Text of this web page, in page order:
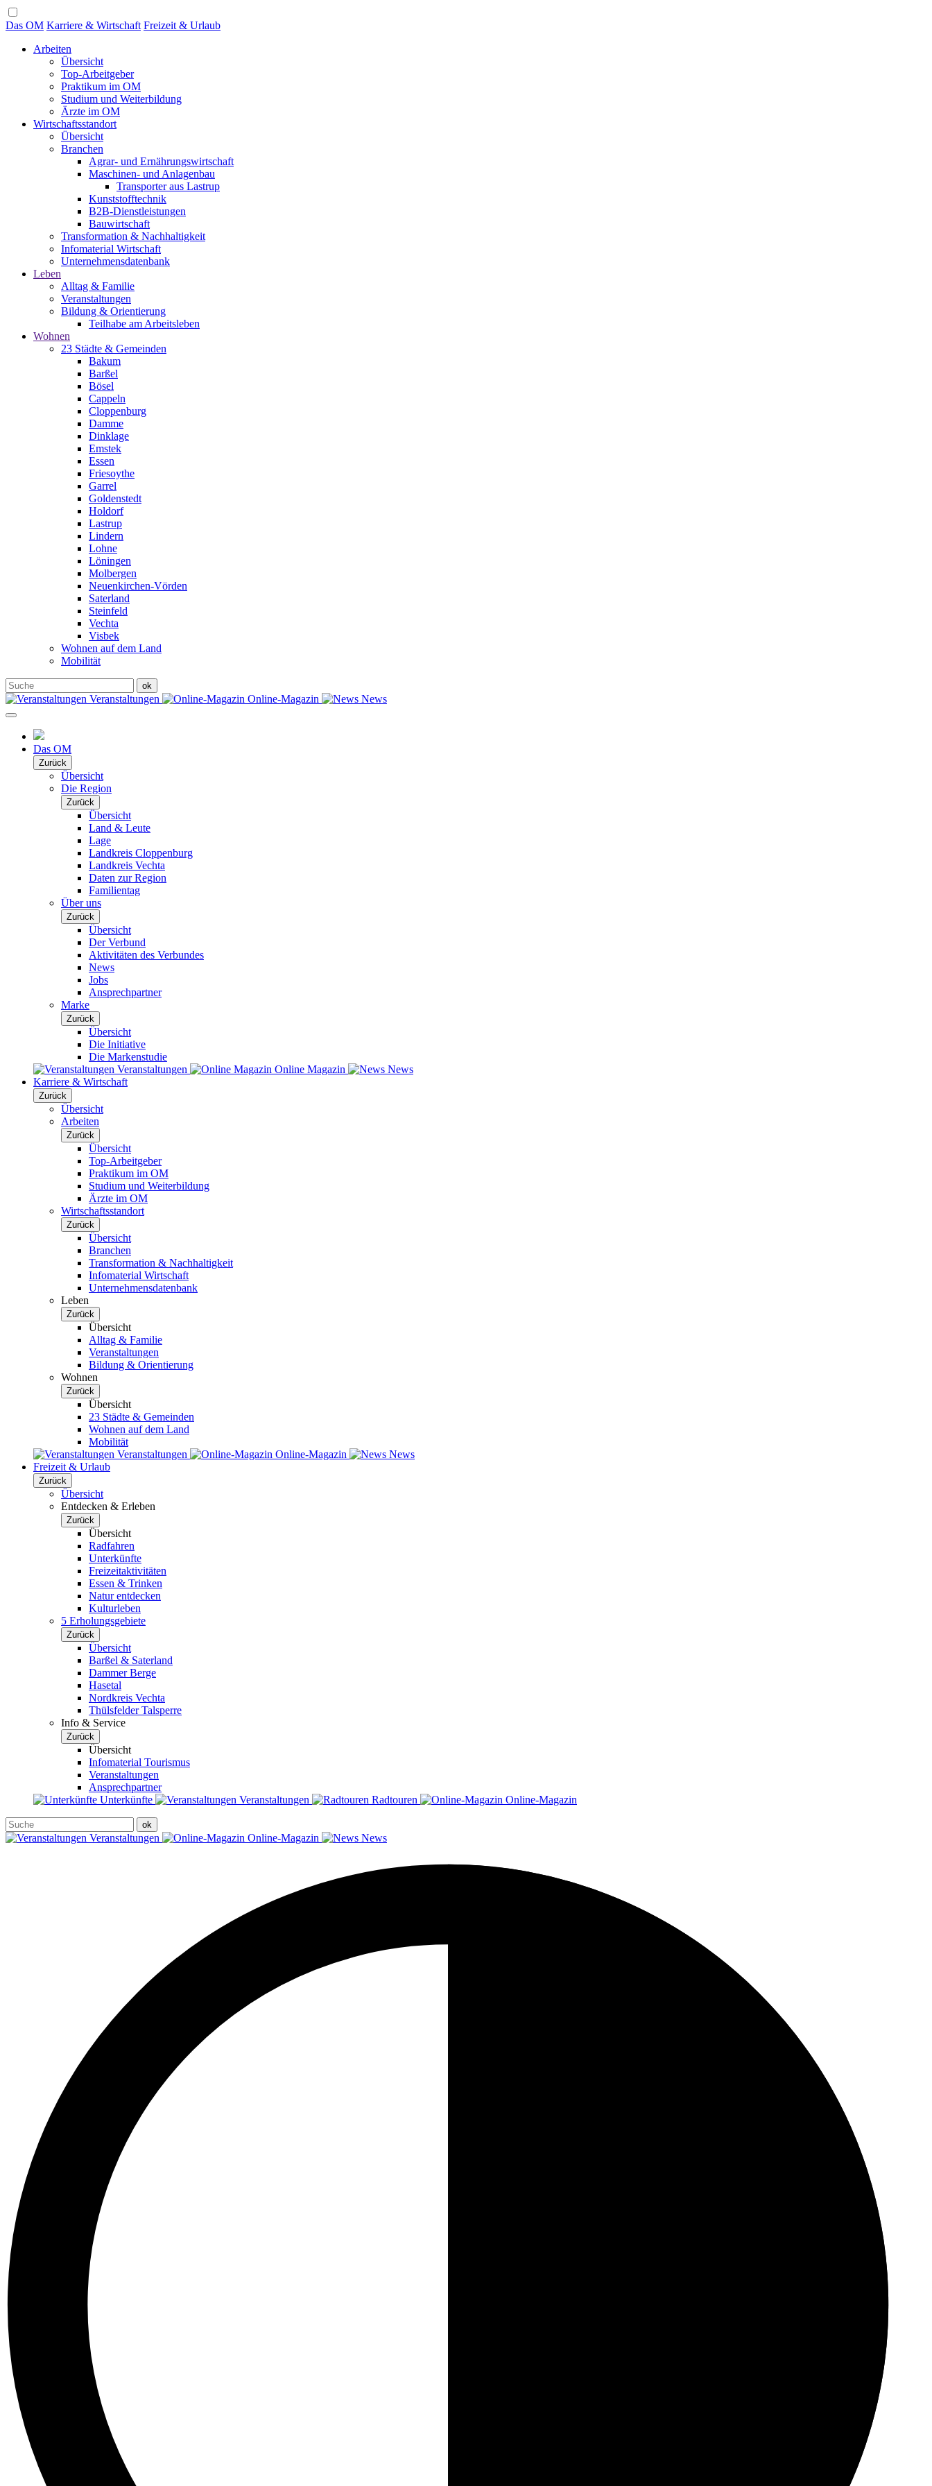
Das OM Karriere & Wirtschaft Freizeit & Urlaub
Arbeiten
Übersicht
Top-Arbeitgeber
Praktikum im OM
Studium und Weiterbildung
Ärzte im OM
Wirtschaftsstandort
Übersicht
Branchen
Agrar- und Ernährungswirtschaft
Maschinen- und Anlagenbau
Transporter aus Lastrup
Kunststofftechnik
B2B-Dienstleistungen
Bauwirtschaft
Transformation & Nachhaltigkeit
Infomaterial Wirtschaft
Unternehmensdatenbank
Leben
Alltag & Familie
Veranstaltungen
Bildung & Orientierung
Teilhabe am Arbeitsleben
Wohnen
23 Städte & Gemeinden
Bakum
Barßel
Bösel
Cappeln
Cloppenburg
Damme
Dinklage
Emstek
Essen
Friesoythe
Garrel
Goldenstedt
Holdorf
Lastrup
Lindern
Lohne
Löningen
Molbergen
Neuenkirchen-Vörden
Saterland
Steinfeld
Vechta
Visbek
Wohnen auf dem Land
Mobilität
Veranstaltungen Online-Magazin News
Das OM
Zurück
Übersicht
Die Region
Zurück
Übersicht
Land & Leute
Lage
Landkreis Cloppenburg
Landkreis Vechta
Daten zur Region
Familientag
Über uns
Zurück
Übersicht
Der Verbund
Aktivitäten des Verbundes
News
Jobs
Ansprechpartner
Marke
Zurück
Übersicht
Die Initiative
Die Markenstudie
Veranstaltungen
Online Magazin
News
Karriere & Wirtschaft
Zurück
Übersicht
Arbeiten
Zurück
Übersicht
Top-Arbeitgeber
Praktikum im OM
Studium und Weiterbildung
Ärzte im OM
Wirtschaftsstandort
Zurück
Übersicht
Branchen
Transformation & Nachhaltigkeit
Infomaterial Wirtschaft
Unternehmensdatenbank
Leben
Zurück
Übersicht
Alltag & Familie
Veranstaltungen
Bildung & Orientierung
Wohnen
Zurück
Übersicht
23 Städte & Gemeinden
Wohnen auf dem Land
Mobilität
Veranstaltungen
Online-Magazin
News
Freizeit & Urlaub
Zurück
Übersicht
Entdecken & Erleben
Zurück
Übersicht
Radfahren
Unterkünfte
Freizeitaktivitäten
Essen & Trinken
Natur entdecken
Kulturleben
5 Erholungsgebiete
Zurück
Übersicht
Barßel & Saterland
Dammer Berge
Hasetal
Nordkreis Vechta
Thülsfelder Talsperre
Info & Service
Zurück
Übersicht
Infomaterial Tourismus
Veranstaltungen
Ansprechpartner
Unterkünfte
Veranstaltungen Radtouren Online-Magazin
Veranstaltungen Online-Magazin News